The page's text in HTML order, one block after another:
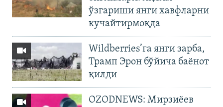
ўзгариши янги хавфларни
кучайтирмоқда
Wildberries’га янги зарба,
Трамп Эрон бўйича баёнот
қилди
OZODNEWS: Мирзиёев